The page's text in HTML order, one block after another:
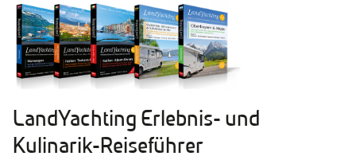
LandYachting Erlebnis- und
Kulinarik-Reiseführer